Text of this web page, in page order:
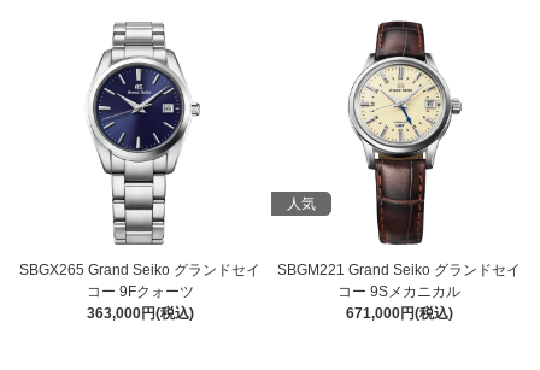
SBGX265 Grand Seiko グランドセイ
コー 9Fクォーツ
363,000円(税込)
人気
SBGM221 Grand Seiko グランドセイ
コー 9Sメカニカル
671,000円(税込)